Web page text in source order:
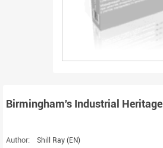
Birmingham's Industrial Heritage
Author: Shill Ray (EN)